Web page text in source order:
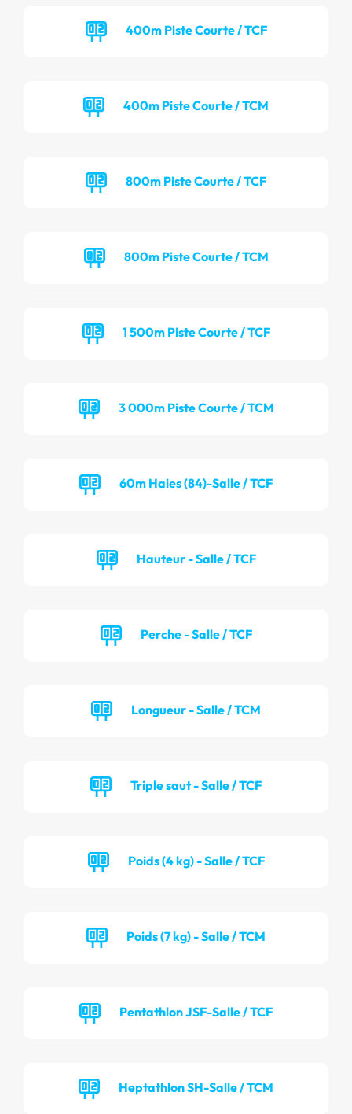
400m Piste Courte / TCF
400m Piste Courte / TCM
800m Piste Courte / TCF
800m Piste Courte / TCM
1 500m Piste Courte / TCF
3 000m Piste Courte / TCM
60m Haies (84)-Salle / TCF
Hauteur - Salle / TCF
Perche - Salle / TCF
Longueur - Salle / TCM
Triple saut - Salle / TCF
Poids (4 kg) - Salle / TCF
Poids (7 kg) - Salle / TCM
Pentathlon JSF-Salle / TCF
Heptathlon SH-Salle / TCM